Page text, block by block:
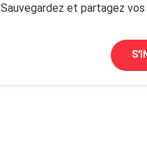
Sauvegardez et partagez